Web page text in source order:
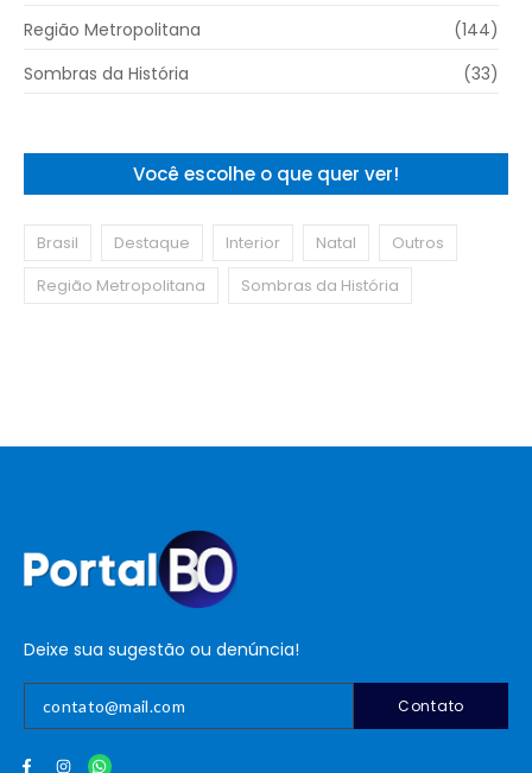
Região Metropolitana
(144)
Sombras da História
(33)
Você escolhe o que quer ver!
Brasil Destaque Interior Natal
Outros
Região Metropolitana
Sombras da História
Deixe sua sugestão ou denúncia!
Contato